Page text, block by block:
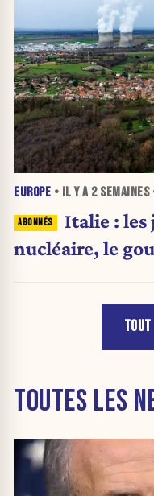
EUROPE • IL Y A 2 SEMAINES
Italie : les
nucléaire, le
TOUTES LES